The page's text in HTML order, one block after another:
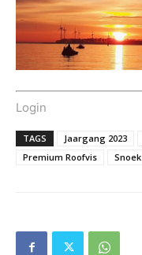
Login
TAGS Jaargang 2023
Premium Roofvis
Snoek